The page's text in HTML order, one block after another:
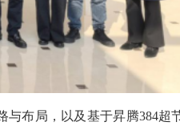
与布局，以及基于昇腾384超